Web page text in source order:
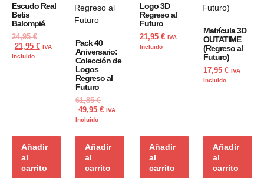
Escudo Real
Betis
Balompié
24,95€
21,95 € IVA
Incluido
Añadir
al
carrito
Pack 40
Aniversario:
Colección de
Logos
Regreso al
Futuro
61,85€
49,95€ IVA
Incluido
Añadir
al
carrito
Logo 3D
Regreso al
Futuro
21,95 € IVA
Incluido
Añadir
al
carrito
Matrícula 3D
OUTATIME
(Regreso al
Futuro)
17,95€ IVA
Incluido
Añadir
al
carrito